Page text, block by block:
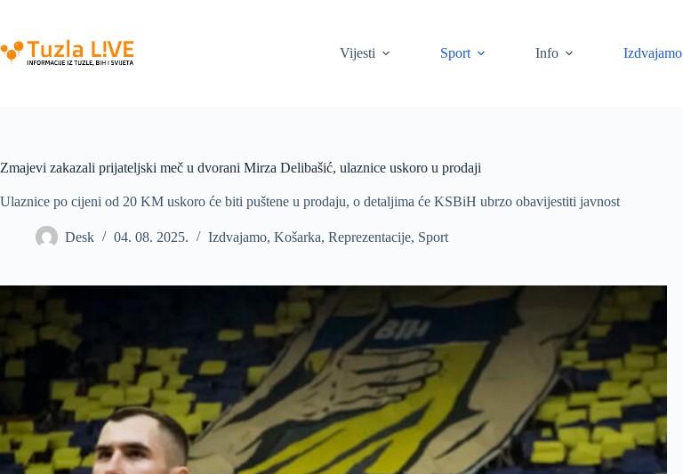
content
Vijesti
Sport Info Izdvajamo
Zmajevi zakazali prijateljski meč u dvorani Mirza Delibašić, ulaznice uskoro u prodaji
Ulaznice po cijeni od 20 KM uskoro će biti puštene u prodaju, o detaljima će KSBiH ubrzo obavijestiti javnost
Desk 04. 08. 2025. Izdvajamo, Košarka, Reprezentacije, Sport